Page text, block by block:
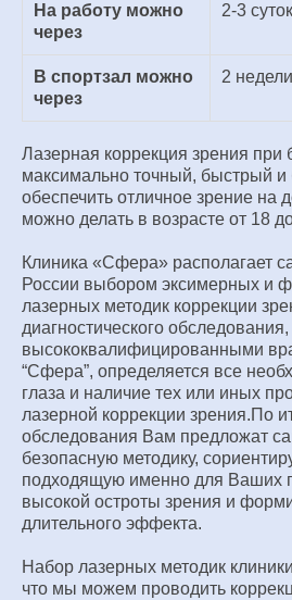
На работу можно
через
2-3 суток
В спортзал можно
через
2 недели
Лазерная коррекция зрения при
максимально точный, быстрый и
обеспечить отличное зрение на
можно делать в возрасте от 18
Клиника «Сфера» располагает
России выбором эксимерных и
лазерных методик коррекции
диагностического
высококвалифицированными
“Сфера”, определяется все
глаза и наличие тех или иных
лазерной коррекции зрения.По
обследования Вам предложат
безопасную методику,
подходящую именно для Ваших
высокой остроты зрения и
длительного эффекта.
Набор лазерных методик
что мы можем проводить